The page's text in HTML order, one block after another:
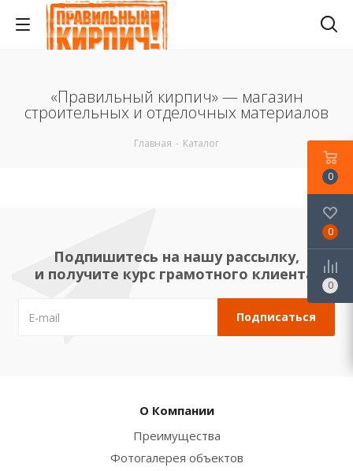
«Правильный кирпич» — магазин
строительных и отделочных материалов
Главная - Каталог
Подпишитесь на нашу рассылку,
и получите курс грамотного клиента!
О Компании
Преимущества
Фотогалерея объектов
0
0
0